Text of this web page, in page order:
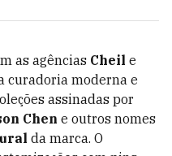
as agências Cheil e
curadoria moderna e
assinadas por
Chen e outros nomes
da marca. O